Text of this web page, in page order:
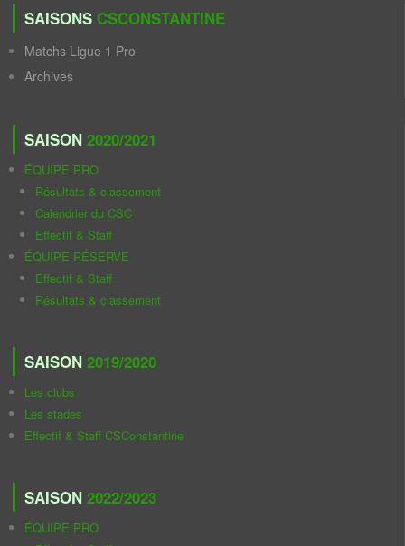
SAISONS CSCONSTANTINE
Matchs Ligue 1 Pro
Archives
SAISON 2020/2021
ÉQUIPE PRO
Résultats & classement
Calendrier du CSC
Effectif & Staff
ÉQUIPE RÉSERVE
Effectif & Staff
Résultats & classement
SAISON 2019/2020
Les clubs
Les stades
Effectif & Staff CSConstantine
SAISON 2022/2023
ÉQUIPE PRO